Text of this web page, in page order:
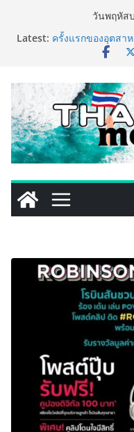
วันพฤหัส
Latest: ครั้งแรกของอุตสา
มิตรโมเดิร์นเทรด
ยกระดับความมั่น
บริการหลังการขาย
434 วันแห่งการรอ
เด็กพิเศษทองผาภูมิ
ทางการศึกษาให้เด็
เปลี่ยนพื้นที่ว่างเปล่
ททท. ประกาศควา
5 ผนึก 9 พันธมิตร
ราชปณิธาน สร้างคุ
เหิงลี่ แมนูแฟคเจอ
แห่งใหม่ในชลบุรี
แฟชั่นไอเท็ม เสิร์
MRT วาง POVA